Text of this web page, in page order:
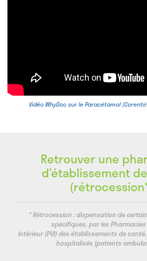
Vidéo WhyDoc sur le Paracétamol
Retrouver une
d’établissement
* Rétrocession : dispensation de
spécifiques, par les Pharmacies
Intérieur (PUI) des établissements de
hospitalisés (patients